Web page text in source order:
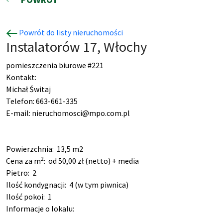
Powrót do listy nieruchomości
Instalatorów 17, Włochy
pomieszczenia biurowe #221
Kontakt:
Michał Świtaj
Telefon: 663-661-335
E-mail: nieruchomosci@mpo.com.pl
Powierzchnia: 13,5 m2
Cena za m2: od 50,00 zł (netto) + media
Pietro: 2
Ilość kondygnacji: 4 (w tym piwnica)
Ilość pokoi: 1
Informacje o lokalu: